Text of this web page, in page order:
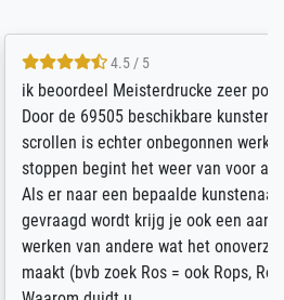
zeer positief.
kunstenaars
onbegonnen werk (na
weer van voor af aan).
kunstenaar
krijg je ook een aantal
wat het onoverzichtelijk
Ros = ook Rops, Rose etc).